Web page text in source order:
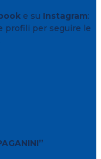
e su Instagram:
profili per seguire le